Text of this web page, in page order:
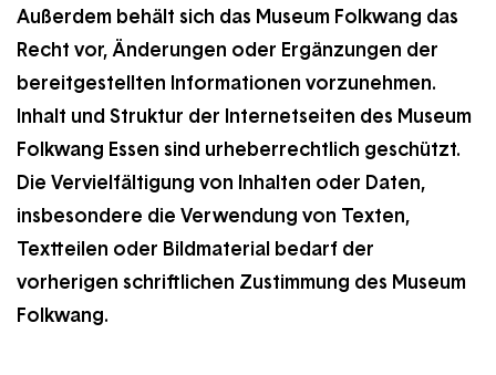
Außerdem behält sich das Museum Folkwang das
Recht vor, Änderungen oder Ergänzungen der
bereitgestellten Informationen vorzunehmen.
Inhalt und Struktur der Internetseiten des Museum
Folkwang Essen sind urheberrechtlich geschützt.
Die Vervielfältigung von Inhalten oder Daten,
insbesondere die Verwendung von Texten,
Textteilen oder Bildmaterial bedarf der
vorherigen schriftlichen Zustimmung des Museum
Folkwang.